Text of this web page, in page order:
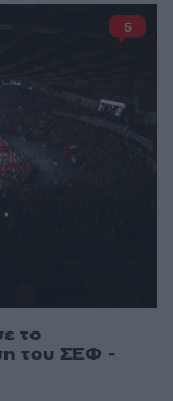
το
του ΣΕΦ -
5